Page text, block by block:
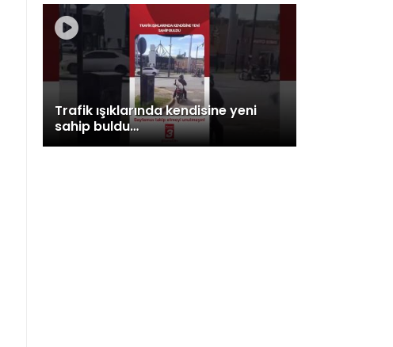
Trafik ışıklarında kendisine yeni
sahip buldu…